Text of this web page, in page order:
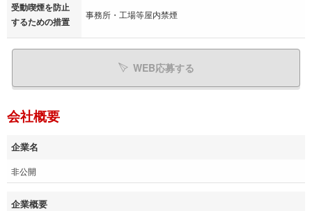
受動喫煙を防止
するための措置
事務所・工場等屋内禁煙
WEB応募する
会社概要
企業名
非公開
企業概要